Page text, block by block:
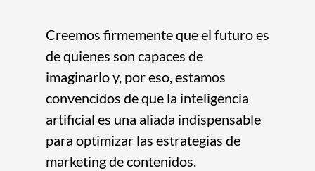
Creemos firmemente que el futuro es
de quienes son capaces de
imaginarlo y, por eso, estamos
convencidos de que la inteligencia
artificial es una aliada indispensable
para optimizar las estrategias de
marketing de contenidos.